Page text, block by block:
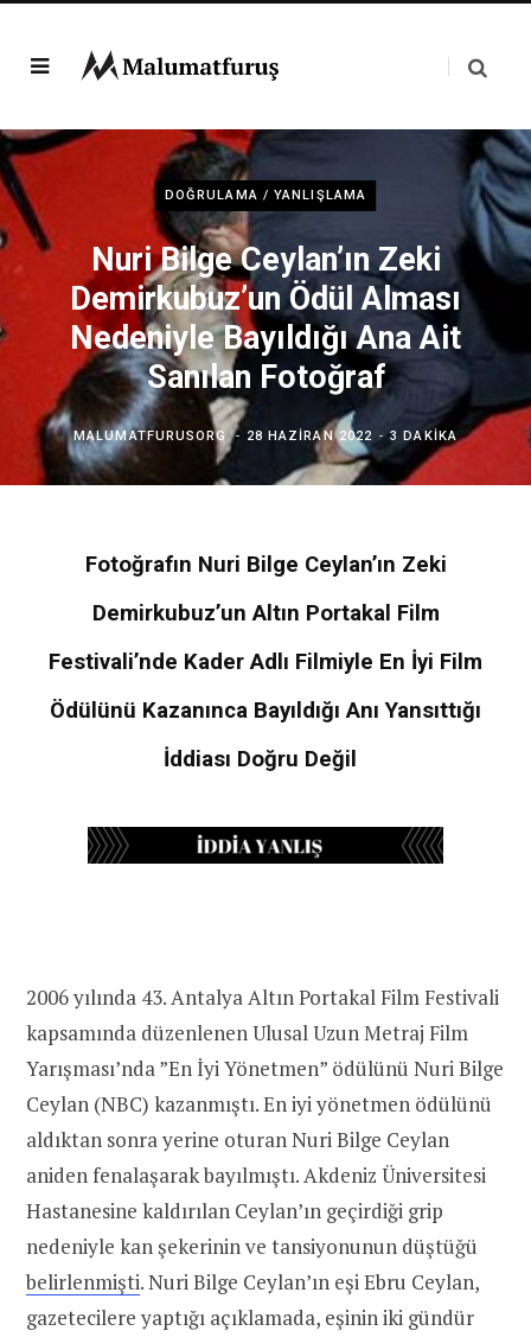
DOĞRULAMA / YANLIŞLAMA
Nuri Bilge Ceylan’ın Zeki
Demirkubuz’un Ödül Alması
Nedeniyle Bayıldığı Ana Ait
Sanılan Fotoğraf
MALUMATFURUSORG 28 HAZIRAN 2022 3 DAKIKA
Fotoğrafın Nuri Bilge Ceylan’ın Zeki
Demirkubuz’un Altın Portakal Film
Festivali’nde Kader Adlı Filmiyle En İyi Film
Ödülünü Kazanınca Bayıldığı Anı Yansıttığı
İddiası Doğru Değil
2006 yılında 43. Antalya Altın Portakal Film Festivali
kapsamında düzenlenen Ulusal Uzun Metraj Film
Yarışması’nda ”En İyi Yönetmen” ödülünü Nuri Bilge
Ceylan (NBC) kazanmıştı. En iyi yönetmen ödülünü
aldıktan sonra yerine oturan Nuri Bilge Ceylan
aniden fenalaşarak bayılmıştı. Akdeniz Üniversitesi
Hastanesine kaldırılan Ceylan’ın geçirdiği grip
nedeniyle kan şekerinin ve tansiyonunun düştüğü
belirlenmişti. Nuri Bilge Ceylan’ın eşi Ebru Ceylan,
gazetecilere yaptığı açıklamada, eşinin iki gündür